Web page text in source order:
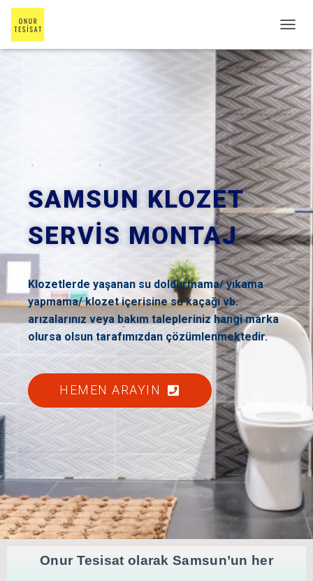
E
N
Ü
Y
Ü
A
Ç
/
K
A
P
A
SAMSUN KLOZET
SERVİS MONTAJ
Klozetlerde yaşanan su doldurmama/ yıkama
yapmama/ klozet içerisine su kaçağı vb.
arızalarınız veya bakım talepleriniz hangi marka
olursa olsun tarafımızdan çözümlenmektedir.
HEMEN ARAYIN
Onur Tesisat olarak Samsun’un her